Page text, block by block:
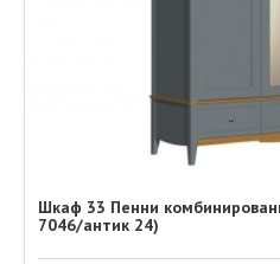
Шкаф 33 Пенни
7046/антик 24)